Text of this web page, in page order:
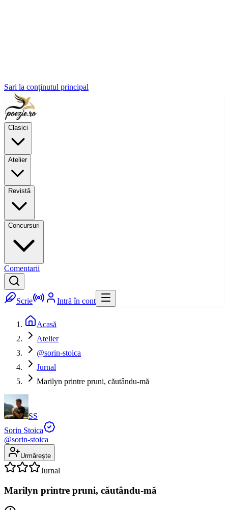
Sari la conținutul principal
Clasici
Atelier
Revistă
Concursuri
Comentarii
Scrie Intră în cont
Acasă
Atelier
@sorin-stoica
Jurnal
Marilyn printre pruni, căutându-mă
SS
Sorin Stoica
@sorin-stoica
Urmărește
Jurnal
Marilyn printre pruni, căutându-mă